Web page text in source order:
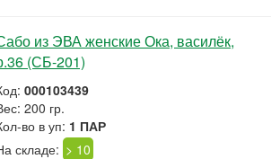
из ЭВА женские Ока, василёк,
(СБ-201)
000103439
200 гр.
во в уп: 1 ПАР
складе: > 10